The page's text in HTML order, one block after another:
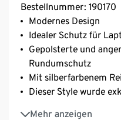
Bestellnummer: 190170
Modernes Design
Idealer Schutz für
Gepolsterte und
Rundumschutz
Mit silberfarbenem
Dieser Style wurde
Mehr anzeigen
Dies ist ein Produkt